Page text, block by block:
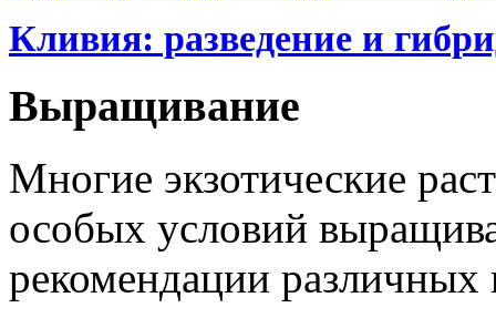
Кливия: разведение и
Выращивание
Многие экзотические
особых условий
рекомендации